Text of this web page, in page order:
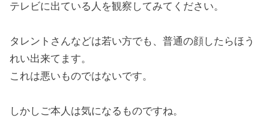
テレビに出ている人を観察してみてください。
タレントさんなどは若い方でも、普通の顔したらほう
れい出来てます。
これは悪いものではないです。
しかしご本人は気になるものですね。